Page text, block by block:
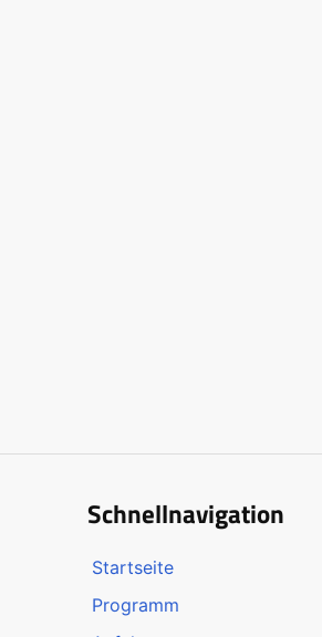
Schnellnavigation
Startseite
Programm